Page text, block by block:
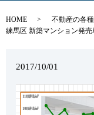
HOME
不動産の各
練馬区 新築マンション発売
2017/10/01